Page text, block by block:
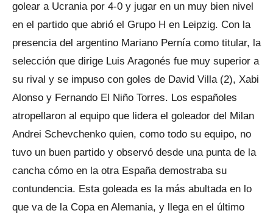
golear a Ucrania por 4-0 y jugar en un muy bien nivel
en el partido que abrió el Grupo H en Leipzig. Con la
presencia del argentino Mariano Pernía como titular, la
selección que dirige Luis Aragonés fue muy superior a
su rival y se impuso con goles de David Villa (2), Xabi
Alonso y Fernando El Niño Torres. Los españoles
atropellaron al equipo que lidera el goleador del Milan
Andrei Schevchenko quien, como todo su equipo, no
tuvo un buen partido y observó desde una punta de la
cancha cómo en la otra España demostraba su
contundencia. Esta goleada es la más abultada en lo
que va de la Copa en Alemania, y llega en el último